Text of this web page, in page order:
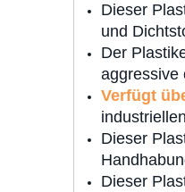
Dieser
und
Der
aggressive
Verfügt
Dieser
Dieser